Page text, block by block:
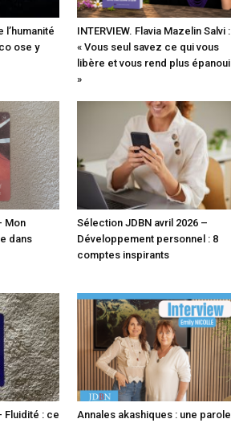
l’humanité
ose y
INTERVIEW. Flavia Mazelin Salvi :
« Vous seul savez ce qui vous
libère et vous rend plus épanoui
»
Mon
dans
Sélection JDBN avril 2026 –
Développement personnel : 8
comptes inspirants
Fluidité : ce
Annales akashiques : une parole